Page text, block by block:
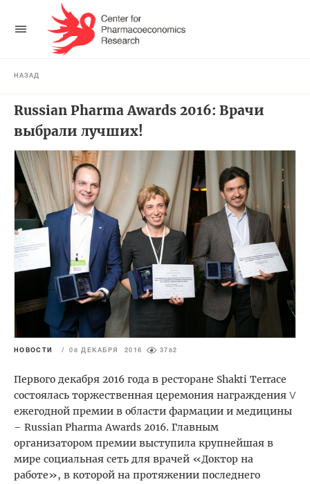
НАЗАД
Russian Pharma Awards 2016: Врачи
выбрали лучших!
НОВОСТИ / 08 ДЕКАБРЯ 2016 3782
Первого декабря 2016 года в ресторане Shakti Terrace
состоялась торжественная церемония награждения Ⅴ
ежегодной премии в области фармации и медицины
– Russian Pharma Awards 2016. Главным
организатором премии выступила крупнейшая в
мире социальная сеть для врачей «Доктор на
работе», в которой на протяжении последнего